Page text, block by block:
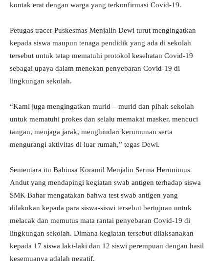
kontak erat dengan warga yang terkonfirmasi Covid-19.
Petugas tracer Puskesmas Menjalin Dewi turut mengingatkan
kepada siswa maupun tenaga pendidik yang ada di sekolah
tersebut untuk tetap mematuhi protokol kesehatan Covid-19
sebagai upaya dalam menekan penyebaran Covid-19 di
lingkungan sekolah.
“Kami juga mengingatkan murid – murid dan pihak sekolah
untuk mematuhi prokes dan selalu memakai masker, mencuci
tangan, menjaga jarak, menghindari kerumunan serta
mengurangi aktivitas di luar rumah,” tegas Dewi.
Sementara itu Babinsa Koramil Menjalin Serma Heronimus
Andut yang mendapingi kegiatan swab antigen terhadap siswa
SMK Bahar mengatakan bahwa test swab antigen yang
dilakukan kepada para siswa-siswi tersebut bertujuan untuk
melacak dan memutus mata rantai penyebaran Covid-19 di
lingkungan sekolah. Dimana kegiatan tersebut dilaksanakan
kepada 17 siswa laki-laki dan 12 siswi perempuan dengan hasil
kesemuanya adalah negatif.